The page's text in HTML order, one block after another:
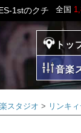
全国
1stのクチコミと
ージックプレイ
トッ
音楽
スタジオ リンキ